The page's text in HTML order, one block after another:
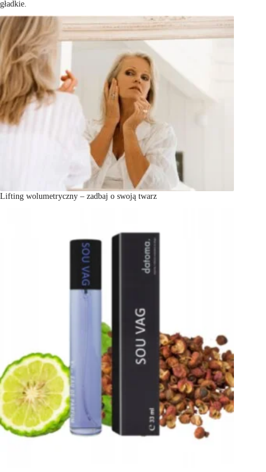
gładkie.
Lifting wolumetryczny – zadbaj o swoją twarz